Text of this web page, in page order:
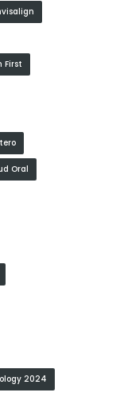
First
Oral
2024